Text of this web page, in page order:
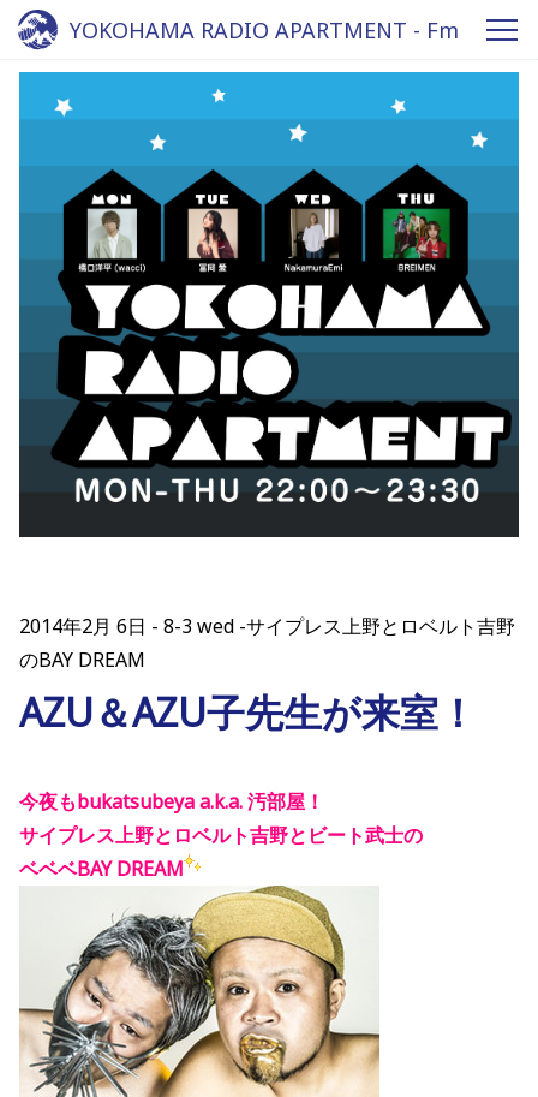
YOKOHAMA RADIO APARTMENT - Fm
yokohama 84.7
2014年2月 6日
8-3 wed -サイプレス上野とロベルト吉野
のBAY DREAM
AZU＆AZU子先生が来室！
今夜もbukatsubeya a.k.a. 汚部屋！
サイプレス上野とロベルト吉野とビート武士の
ベベベBAY DREAM